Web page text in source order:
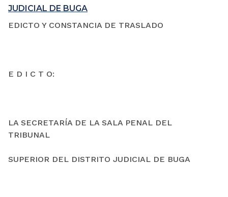
JUDICIAL DE BUGA
EDICTO Y CONSTANCIA DE TRASLADO
E D I C T O:
LA SECRETARÍA DE LA SALA PENAL DEL
TRIBUNAL
SUPERIOR DEL DISTRITO JUDICIAL DE BUGA